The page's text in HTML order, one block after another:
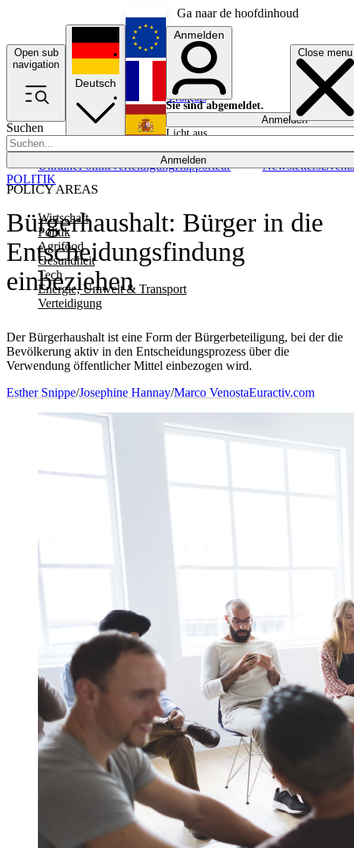
Ga naar de hoofdinhoud
Open sub
navigation
Close menu
Suchen
Anmelden
POLICY AREAS
Wirtschaft
Politik
Agrifood
Gesundheit
Tech
Energie, Umwelt & Transport
Verteidigung
UkrainePolitikVerteidigungRapporteur NewslettersEvents
Deutsch
English
Français
Anmelden
Sie sind abgemeldet.
Anmelden
Licht aus
Bürgerhaushalt: Bürger in die
Entscheidungsfindung
einbeziehen
Der Bürgerhaushalt ist eine Form der Bürgerbeteiligung, bei der die
Bevölkerung aktiv in den Entscheidungsprozess über die
Verwendung öffentlicher Mittel einbezogen wird.
POLITIK
Esther Snippe/Josephine Hannay/Marco VenostaEuractiv.com